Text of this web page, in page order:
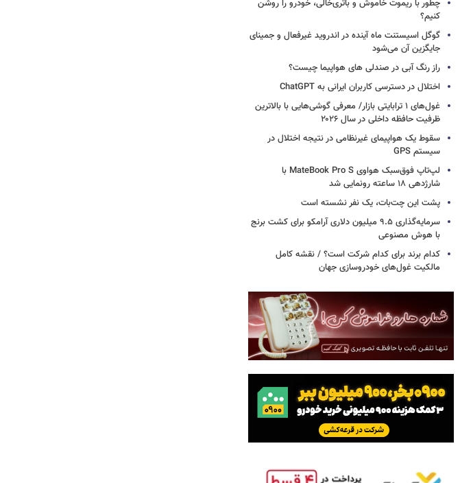
چطور با ریموت خاموش و باتری‌خالی، خودرو را روشن
کنیم؟
گوگل اسیستنت ماه آینده در اندروید غیرفعال و جمینای
جایگزین آن می‌شود
راز رنگ آبی در صندلی های هواپیما چیست؟
اختلال در دسترسی کاربران ایرانی به ChatGPT
غول‌های ۱ ترابایتی بازار/ معرفی گوشی‌هایی با بالاترین
ظرفیت حافظه داخلی در سال ۲۰۲۶
سقوط یک هواپیمای غیرنظامی در نتیجه اختلال در
سیستم‌ GPS
لپ‌تاپ فوق‌سبک هواوی MateBook Pro S با
شارژدهی ۱۸ ساعته رونمایی شد
پشت این چت‌بات، یک نفر نشسته است
سرمایه‌گذاری ۹.۵ میلیون دلاری آرامکو برای کشت برنج
با هوش مصنوعی
کدام برند برای کدام شرکت است؟ / نقشه کامل
مالکیت غول‌های خودروسازی جهان